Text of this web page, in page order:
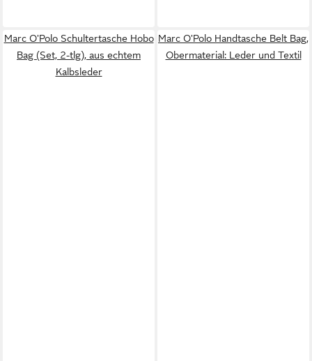
Marc O'Polo Schultertasche Hobo
Bag (Set, 2-tlg), aus echtem
Kalbsleder
Marc O'Polo Handtasche Belt Bag,
Obermaterial: Leder und Textil